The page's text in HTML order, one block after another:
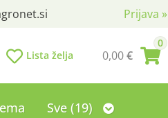
Prijava »
0
0,00€
Lista želja
Sve (19)